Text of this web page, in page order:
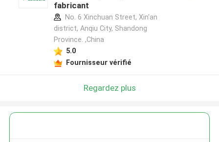
fabricant
No. 6 Xinchuan Street, Xin'an
district, Anqiu City, Shandong
Province. ,China
5.0
Fournisseur vérifié
Regardez plus